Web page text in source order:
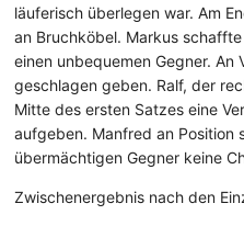
läuferisch überlegen war. Am
an Bruchköbel. Markus
einen unbequemen Gegner. An
geschlagen geben. Ralf, der
Mitte des ersten Satzes eine
aufgeben. Manfred an Position
übermächtigen Gegner keine
Zwischenergebnis nach den